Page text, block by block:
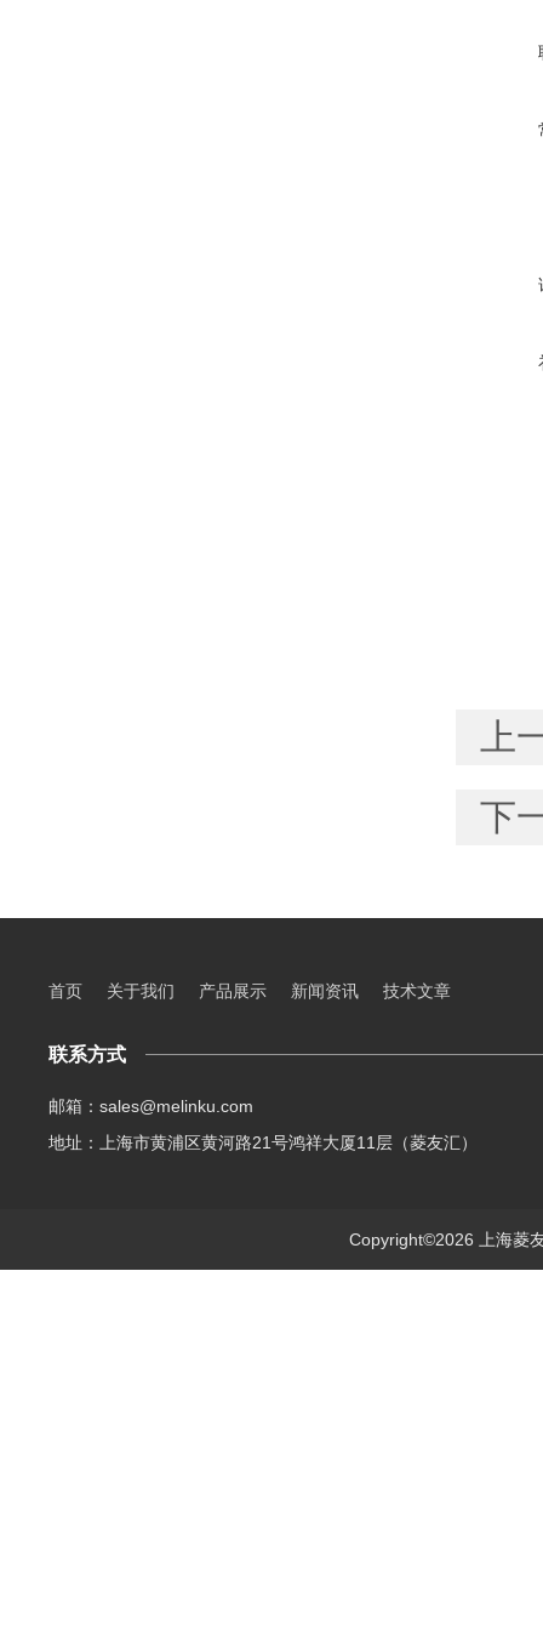
上
下
首页 关于我们 产品展示 新闻资讯 技术文章
联系方式
邮箱：sales@melinku.com
地址：上海市黄浦区黄河路21号鸿祥大厦11层（菱友汇）
Copyright©2026 上海菱